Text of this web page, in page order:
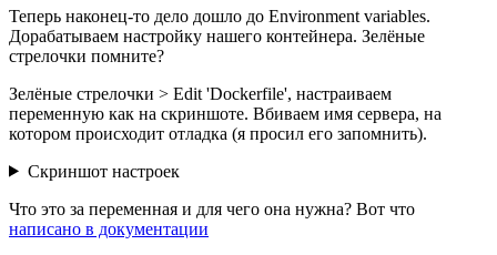
Теперь наконец-то дело дошло до Environment variables.
Дорабатываем настройку нашего контейнера. Зелёные
стрелочки помните?
Зелёные стрелочки > Edit 'Dockerfile', настраиваем
переменную как на скриншоте. Вбиваем имя сервера, на
котором происходит отладка (я просил его запомнить).
Скриншот настроек
Что это за переменная и для чего она нужна? Вот что
написано в документации